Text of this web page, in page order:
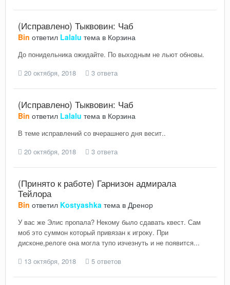
(Исправлено) Тыквовин: Чаб
Bin ответил Lalalu тема в Корзина
До понидельника ожидайте. По выходным не льют обновы.
20 октября, 2018
3 ответа
(Исправлено) Тыквовин: Чаб
Bin ответил Lalalu тема в Корзина
В теме исправлений со вчерашнего дня весит..
20 октября, 2018
3 ответа
(Принято к работе) Гарнизон адмирала
Тейлора
Bin ответил Kostyashka тема в Дренор
У вас же Элис пропала? Некому было сдавать квест. Сам
моб это суммон который привязан к игроку. При
дисконе,релоге она могла тупо изчезнуть и не появится...
13 октября, 2018
5 ответов